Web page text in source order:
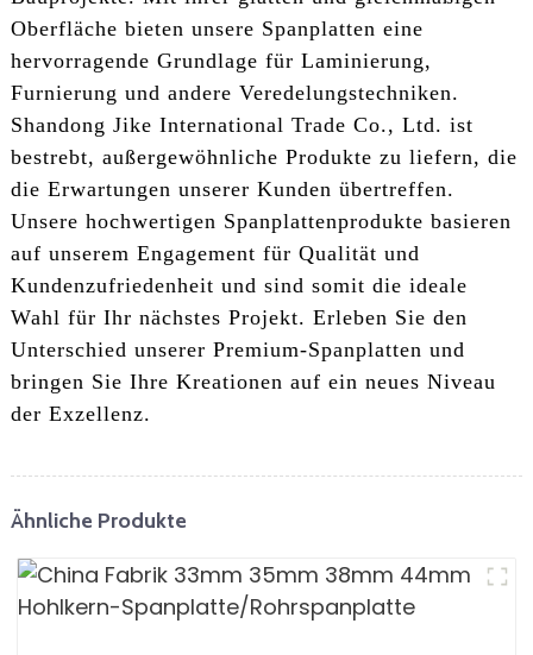
Oberfläche bieten unsere Spanplatten eine
hervorragende Grundlage für Laminierung,
Furnierung und andere Veredelungstechniken.
Shandong Jike International Trade Co., Ltd. ist
bestrebt, außergewöhnliche Produkte zu liefern, die
die Erwartungen unserer Kunden übertreffen.
Unsere hochwertigen Spanplattenprodukte basieren
auf unserem Engagement für Qualität und
Kundenzufriedenheit und sind somit die ideale
Wahl für Ihr nächstes Projekt. Erleben Sie den
Unterschied unserer Premium-Spanplatten und
bringen Sie Ihre Kreationen auf ein neues Niveau
der Exzellenz.
Ähnliche Produkte